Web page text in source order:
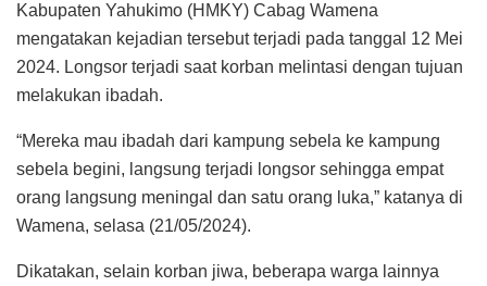
Kabupaten Yahukimo (HMKY) Cabag Wamena
mengatakan kejadian tersebut terjadi pada tanggal 12 Mei
2024. Longsor terjadi saat korban melintasi dengan tujuan
melakukan ibadah.
“Mereka mau ibadah dari kampung sebela ke kampung
sebela begini, langsung terjadi longsor sehingga empat
orang langsung meningal dan satu orang luka,” katanya di
Wamena, selasa (21/05/2024).
Dikatakan, selain korban jiwa, beberapa warga lainnya